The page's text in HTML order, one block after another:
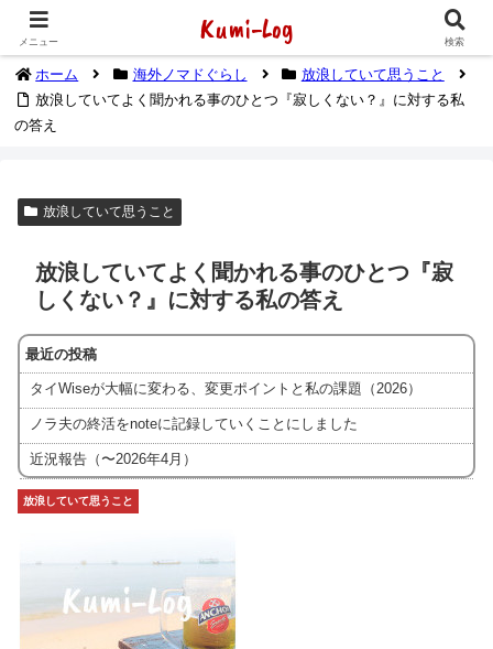
2014年1月から海外放浪（デジタルノマド）してます
ホーム 海外ノマドぐらし
放浪していて思うこと
放浪していてよく聞かれる事のひとつ『寂しくない？』に対する私
の答え
放浪していて思うこと
放浪していてよく聞かれる事のひとつ『寂
しくない？』に対する私の答え
最近の投稿
タイWiseが大幅に変わる、変更ポイントと私の課題（2026）
ノラ夫の終活をnoteに記録していくことにしました
近況報告（〜2026年4月）
放浪していて思うこと
メニュー Kumi-Log 検索